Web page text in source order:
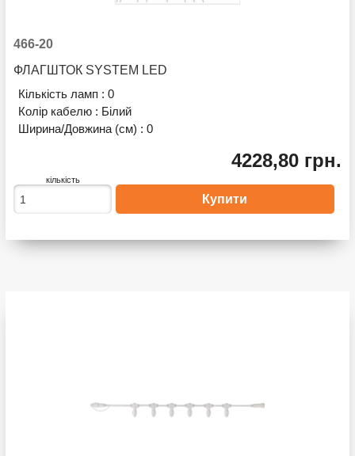
466-20
ФЛАГШТОК SYSTEM LED
Кількість ламп :0
Колір кабелю : Білий
Ширина/Довжина (см) :0
4228,80 грн.
кількість